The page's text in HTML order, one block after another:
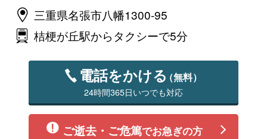
三重県名張市八幡1300-95
桔梗が丘駅からタクシーで5分
電話をかける（無料）
24時間365日いつでも対応
ご逝去・ご危篤でお急ぎの方